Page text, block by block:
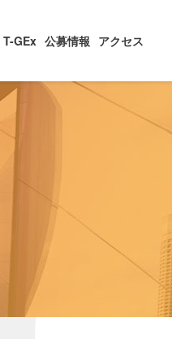
T-GEx 公募情報 アクセス